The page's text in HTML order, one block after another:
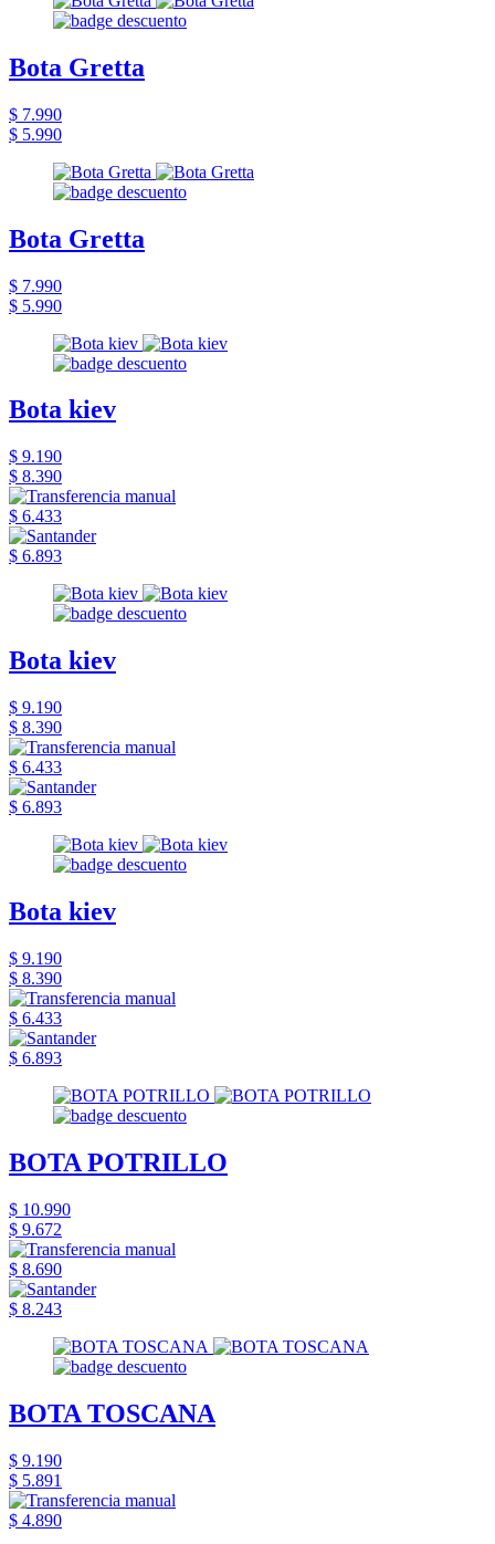
Bota Gretta
$ 7.990
$ 5.990
Bota Gretta
$ 7.990
$ 5.990
Bota kiev
$ 9.190
$ 8.390
$ 6.433
$ 6.893
Bota kiev
$ 9.190
$ 8.390
$ 6.433
$ 6.893
Bota kiev
$ 9.190
$ 8.390
$ 6.433
$ 6.893
BOTA POTRILLO
$ 10.990
$ 9.672
$ 8.690
$ 8.243
BOTA TOSCANA
$ 9.190
$ 5.891
$ 4.890